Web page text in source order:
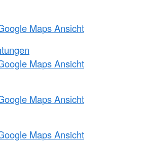
Maps Ansicht
Maps Ansicht
Maps Ansicht
Maps Ansicht